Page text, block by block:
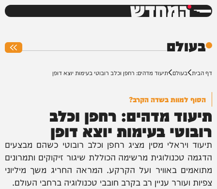
המחדש
בעולם
דף הבית בעולם תיעוד מדהים: רחפן וכלב רובוטי בעימות יוצא דופן
הסוף למוות בשדה הקרב?
תיעוד מדהים: רחפן וכלב
רובוטי בעימות יוצא דופן
תיעוד ויראלי מסין מציג רחפן וכלב רובוטי כשהם מבצעים
הדגמה טכנולוגית מרשימה הכוללת שיגור זיקוקים ותמרונים
מתואמים באוויר ועל הקרקע. המראה החריג משך מיליוני
צפיות ועורר עניין רב בקרב חובבי טכנולוגיה ברחבי העולם.